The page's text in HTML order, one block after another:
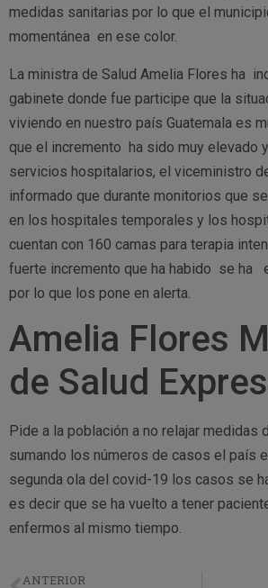
medidas sanitarias por lo que el
momentánea en ese color.
La ministra de Salud Amelia Flores ha
gabinete donde fue participe que la
viviendo en nuestro país Guatemala es
que el incremento ha sido muy elevado
servicios hospitalarios, el viceministro
informado que durante monitorios que
en los hospitales temporales y los
cuentan con 160 camas para terapia
fuerte incremento que ha habido se ha
por lo que los pone en alerta.
Amelia Flores
de Salud
Pide a la población a no relajar medidas
sumando los números de casos el país
segunda ola del covid-19 los casos se
es decir que se ha vuelto a tener
enfermos al mismo tiempo.
ANTERIOR